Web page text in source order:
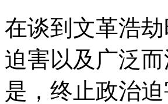
在谈到文革浩
迫害以及广泛
是，终止政治